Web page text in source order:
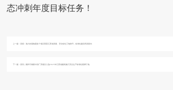
态冲刺年度目标任务！
上一篇： 喜报︱海力控股集团多个项目荣获江西省质量、安全标化工地称号，标准化建设再添新功
下一篇： 喜讯｜赣州宁都新中胜厂房项目入选2025年江西省建筑施工安全生产标准化观摩工地